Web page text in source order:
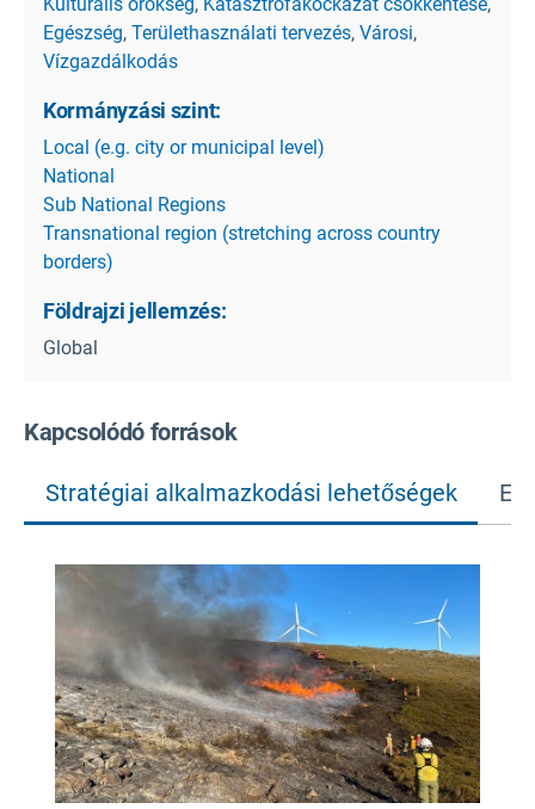
Egészség, Területhasználati tervezés, Városi,
Vízgazdálkodás
Kormányzási szint:
Local (e.g. city or municipal level)
National
Sub National Regions
Transnational region (stretching across country
borders)
Földrajzi jellemzés:
Global
Kapcsolódó források
Stratégiai alkalmazkodási lehetőségek